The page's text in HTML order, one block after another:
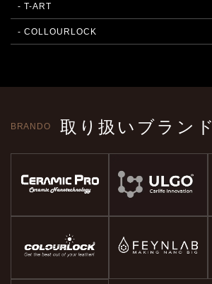
- T-ART
- COLLOURLOCK
BRANDO 取り扱いブランド